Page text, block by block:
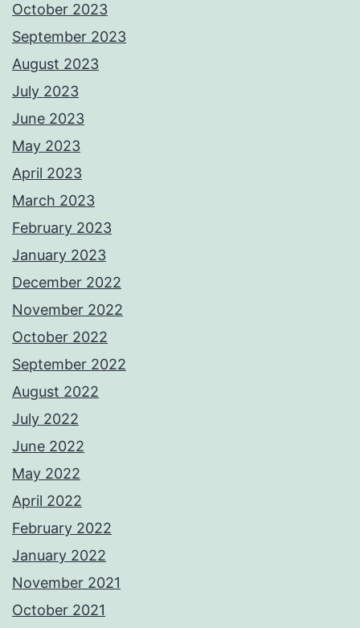
October 2023
September 2023
August 2023
July 2023
June 2023
May 2023
April 2023
March 2023
February 2023
January 2023
December 2022
November 2022
October 2022
September 2022
August 2022
July 2022
June 2022
May 2022
April 2022
February 2022
January 2022
November 2021
October 2021